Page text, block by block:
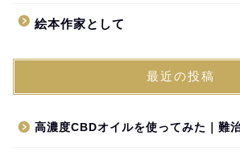
絵本作家として
最近の投稿
高濃度CBDオイルを使ってみた｜難